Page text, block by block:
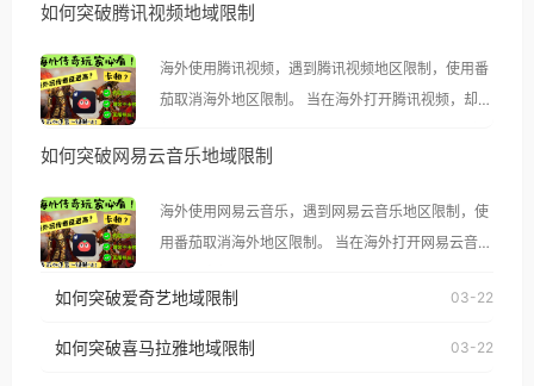
如何突破腾讯视频地域限制
海外使用腾讯视频，遇到腾讯视频地区限制，使用番
茄取消海外地区限制。 当在海外打开腾讯视频，却突
示语。 海外用户如香港、澳门、台湾、美国、加拿
像其他音乐平台一样，出现地区及版权限制问题，且
仅能在中国大陆地区播放。 遇到这个问题的朋友们，
使用番茄回国加速器，即可解决「海外用户收听腾讯
台湾、美国、加拿大、澳大利亚、欧洲等国家和地区
如何突破网易云音乐地域限制
海外使用网易云音乐，遇到网易云音乐地区限制，使
用番茄取消海外地区限制。 当在海外打开网易云音
播放”的提示语。 海外用户如香港、澳门、台湾、美
国、加拿大、澳大利亚、欧洲等国家和地区时，网易
如何突破爱奇艺地域限制 03-22
如何突破喜马拉雅地域限制 03-22